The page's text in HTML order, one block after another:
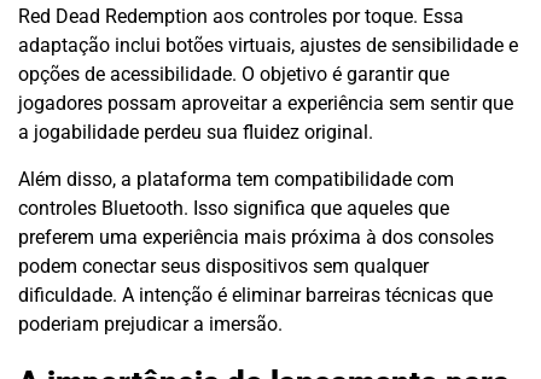
Red Dead Redemption aos controles por toque. Essa
adaptação inclui botões virtuais, ajustes de sensibilidade e
opções de acessibilidade. O objetivo é garantir que
jogadores possam aproveitar a experiência sem sentir que
a jogabilidade perdeu sua fluidez original.
Além disso, a plataforma tem compatibilidade com
controles Bluetooth. Isso significa que aqueles que
preferem uma experiência mais próxima à dos consoles
podem conectar seus dispositivos sem qualquer
dificuldade. A intenção é eliminar barreiras técnicas que
poderiam prejudicar a imersão.